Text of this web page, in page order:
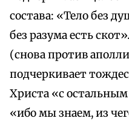
состава: «Тело без
без разума есть
(снова против
подчеркивает
Христа «с
«ибо мы знаем, из